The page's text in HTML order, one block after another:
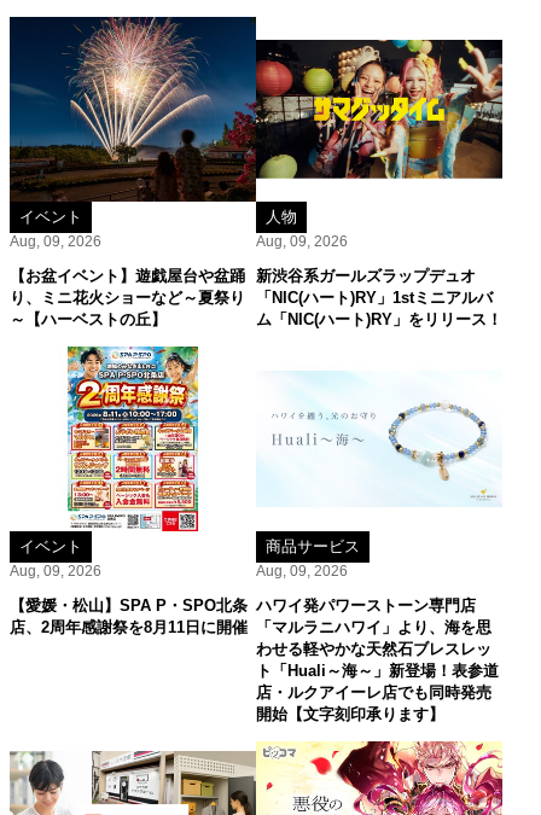
イベント
Aug, 09, 2026
【お盆イベント】遊戯屋台や盆踊
り、ミニ花火ショーなど～夏祭り
～【ハーベストの丘】
人物
Aug, 09, 2026
新渋谷系ガールズラップデュオ
「NIC(ハート)RY」1stミニアルバ
ム「NIC(ハート)RY」をリリース！
イベント
Aug, 09, 2026
【愛媛・松山】SPA P・SPO北条
店、2周年感謝祭を8月11日に開催
商品サービス
Aug, 09, 2026
ハワイ発パワーストーン専門店
「マルラニハワイ」より、海を思
わせる軽やかな天然石ブレスレッ
ト「Huali～海～」新登場！表参道
店・ルクアイーレ店でも同時発売
開始【文字刻印承ります】